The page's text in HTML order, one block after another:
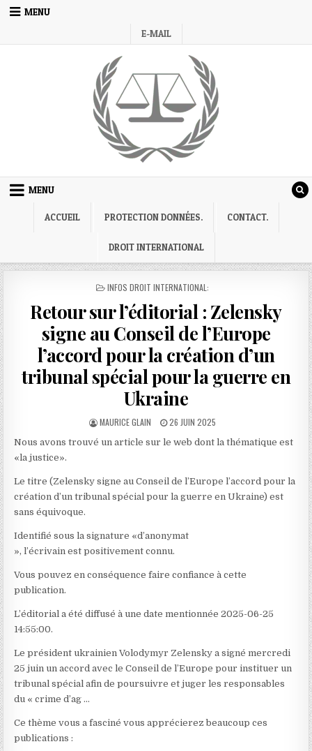
Skip
MENU
E-MAIL
MENU
ACCUEIL PROTECTION DONNÉES. CONTACT.
DROIT INTERNATIONAL
POSTED
INFOS DROIT INTERNATIONAL:
Retour sur l’éditorial : Zelensky
signe au Conseil de l’Europe
l’accord pour la création d’un
tribunal spécial pour la guerre en
Ukraine
AUTHOR:
MAURICE GLAIN
PUBLISHED
26 JUIN 2025
Nous avons trouvé un article sur le web dont la thématique est
«la justice».
Le titre (Zelensky signe au Conseil de l’Europe l’accord pour la
création d’un tribunal spécial pour la guerre en Ukraine) est
sans équivoque.
Identifié sous la signature «d’anonymat
», l’écrivain est positivement connu.
Vous pouvez en conséquence faire confiance à cette
publication.
L’éditorial a été diffusé à une date mentionnée 2025-06-25
14:55:00.
Le président ukrainien Volodymyr Zelensky a signé mercredi
25 juin un accord avec le Conseil de l’Europe pour instituer un
tribunal spécial afin de poursuivre et juger les responsables
du « crime d’ag …
Ce thème vous a fasciné vous apprécierez beaucoup ces
publications :